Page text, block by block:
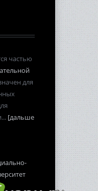
частью
для
[дальше